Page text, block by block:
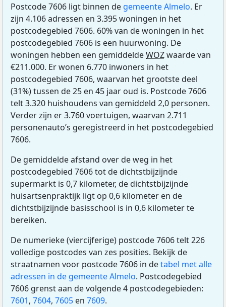
Postcode 7606 ligt binnen de gemeente Almelo. Er
zijn 4.106 adressen en 3.395 woningen in het
postcodegebied 7606. 60% van de woningen in het
postcodegebied 7606 is een huurwoning. De
woningen hebben een gemiddeldeWOZwaarde van
€211.000. Er wonen 6.770 inwoners in het
postcodegebied 7606, waarvan het grootste deel
(31%) tussen de 25 en 45 jaar oud is. Postcode 7606
telt 3.320 huishoudens van gemiddeld 2,0 personen.
Verder zijn er 3.760 voertuigen, waarvan 2.711
personenauto’s geregistreerd in het postcodegebied
7606.
De gemiddelde afstand over de weg in het
postcodegebied 7606 tot de dichtstbijzijnde
supermarkt is 0,7 kilometer, de dichtstbijzijnde
huisartsenpraktijk ligt op 0,6 kilometer en de
dichtstbijzijnde basisschool is in 0,6 kilometer te
bereiken.
De numerieke (viercijferige) postcode 7606 telt 226
volledige postcodes van zes posities. Bekijk de
straatnamen voor postcode 7606 in detabel met alle
adressen in de gemeente Almelo. Postcodegebied
7606 grenst aan de volgende 4 postcodegebieden:
7601, 7604, 7605 en 7609.